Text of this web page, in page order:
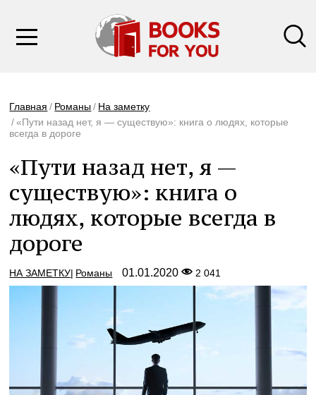
Главная Романы
На заметку
«Пути назад нет, я — существую»: книга о людях, которые
всегда в дороге
«Пути назад нет, я —
существую»: книга о
людях, которые всегда в
дороге
НА ЗАМЕТКУ Романы 01.01.2020 2 041